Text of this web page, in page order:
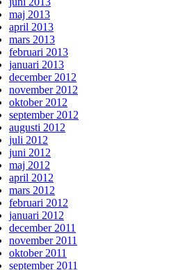
maj 2013
april 2013
mars 2013
februari 2013
januari 2013
december 2012
november 2012
oktober 2012
september 2012
augusti 2012
juli 2012
juni 2012
maj 2012
april 2012
mars 2012
februari 2012
januari 2012
december 2011
november 2011
oktober 2011
september 2011